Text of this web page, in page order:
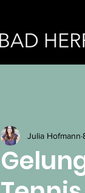
Julia Hofmann